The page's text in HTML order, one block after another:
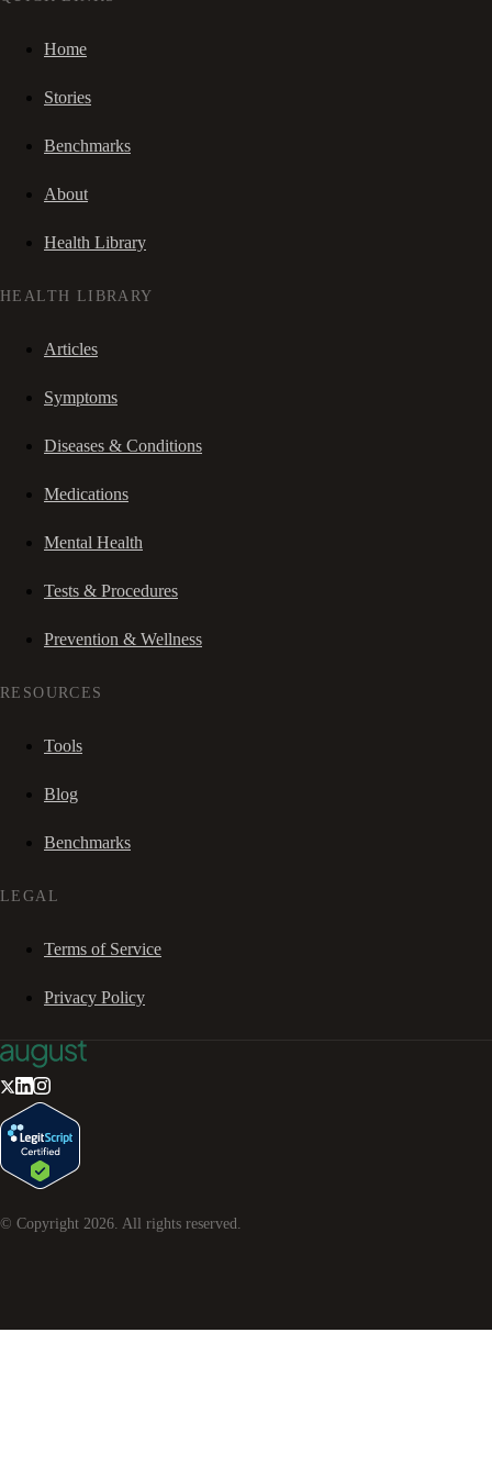
Home
Stories
Benchmarks
About
Health Library
HEALTH LIBRARY
Articles
Symptoms
Diseases & Conditions
Medications
Mental Health
Tests & Procedures
Prevention & Wellness
RESOURCES
Tools
Blog
Benchmarks
LEGAL
Terms of Service
Privacy Policy
© Copyright 2026 . All rights reserved.